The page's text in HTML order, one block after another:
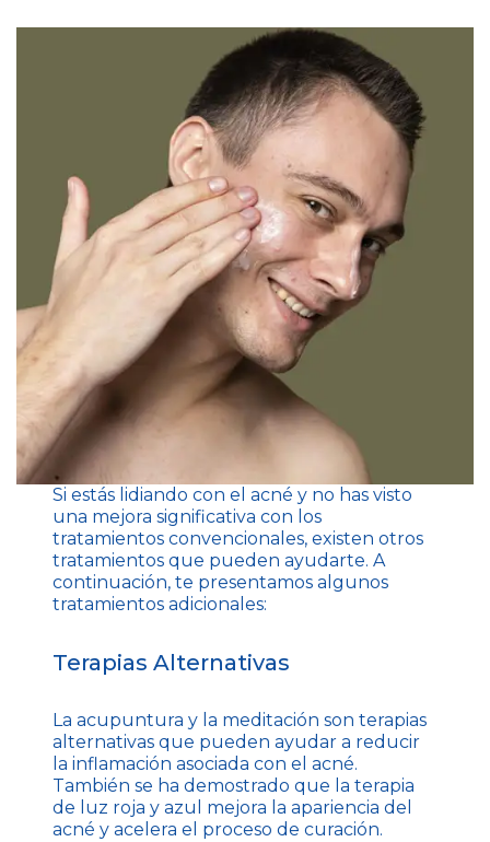
Si estás lidiando con el acné y no has visto
una mejora significativa con los
tratamientos convencionales, existen otros
tratamientos que pueden ayudarte. A
continuación, te presentamos algunos
tratamientos adicionales:
Terapias Alternativas
La acupuntura y la meditación son terapias
alternativas que pueden ayudar a reducir
la inflamación asociada con el acné.
También se ha demostrado que la terapia
de luz roja y azul mejora la apariencia del
acné y acelera el proceso de curación.